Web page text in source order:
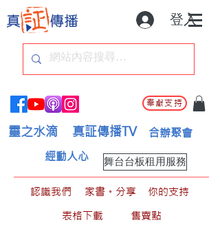
登入
奉獻支持
靈之水滴 真証傳播TV 合辦聚會
舞台台板租用服務
經動人心
認識我們 家書。分享
你的支持
表格下載
售賣點